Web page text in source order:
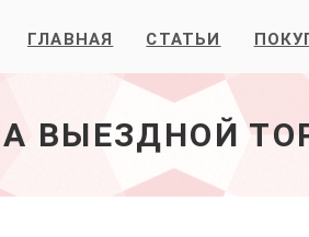
ГЛАВНАЯ СТАТЬИ
ВЫЕЗДНОЙ